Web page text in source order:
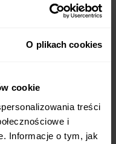
O plikach cookies
cookie
treści
i
Informacje o tym, jak
i indywidualny plan
dyscypliny,
Nie pozwól, by źle